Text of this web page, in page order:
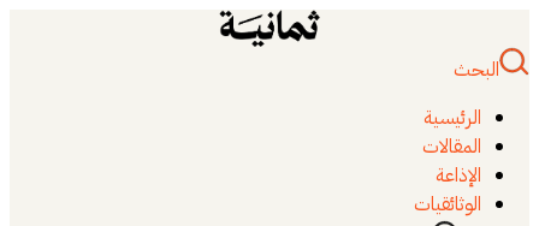
البحث
الرئيسية
المقالات
الإذاعة
الوثائقيات